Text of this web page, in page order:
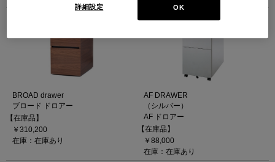
BROAD drawer
ブロード ドロアー
【在庫品】
￥310,200
在庫：在庫あり
AF DRAWER
（シルバー）
AF ドロアー
【在庫品】
￥88,000
在庫：在庫あり
OK
詳細設定